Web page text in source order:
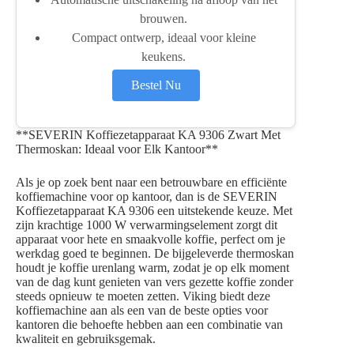
brouwen.
Compact ontwerp, ideaal voor kleine
keukens.
Bestel Nu
**SEVERIN Koffiezetapparaat KA 9306 Zwart Met
Thermoskan: Ideaal voor Elk Kantoor**
Als je op zoek bent naar een betrouwbare en efficiënte
koffiemachine voor op kantoor, dan is de SEVERIN
Koffiezetapparaat KA 9306 een uitstekende keuze. Met
zijn krachtige 1000 W verwarmingselement zorgt dit
apparaat voor hete en smaakvolle koffie, perfect om je
werkdag goed te beginnen. De bijgeleverde thermoskan
houdt je koffie urenlang warm, zodat je op elk moment
van de dag kunt genieten van vers gezette koffie zonder
steeds opnieuw te moeten zetten. Viking biedt deze
koffiemachine aan als een van de beste opties voor
kantoren die behoefte hebben aan een combinatie van
kwaliteit en gebruiksgemak.